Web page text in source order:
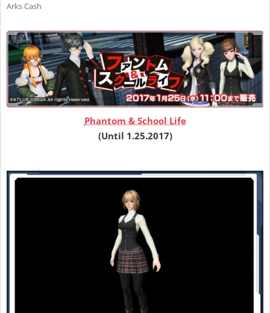
Arks Cash
Phantom & School Life
(Until 1.25.2017)